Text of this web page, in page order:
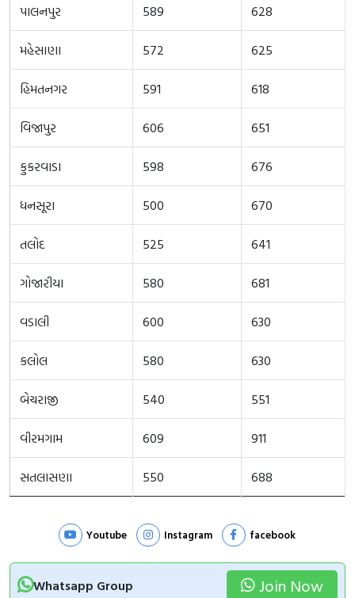
પાલનપુર 589 628
મહેસાણા 572 625
હિમતનગર 591 618
વિજાપુર 606 651
કુકરવાડા 598 676
ધનસૂરા 500 670
તલોદ 525 641
ગોજારીયા 580 681
વડાલી 600 630
કલોલ 580 630
બેચરાજી 540 551
વીરમગામ 609 911
સતલાસણા 550 688
Youtube Instagram facebook
Whatsapp Group Join Now